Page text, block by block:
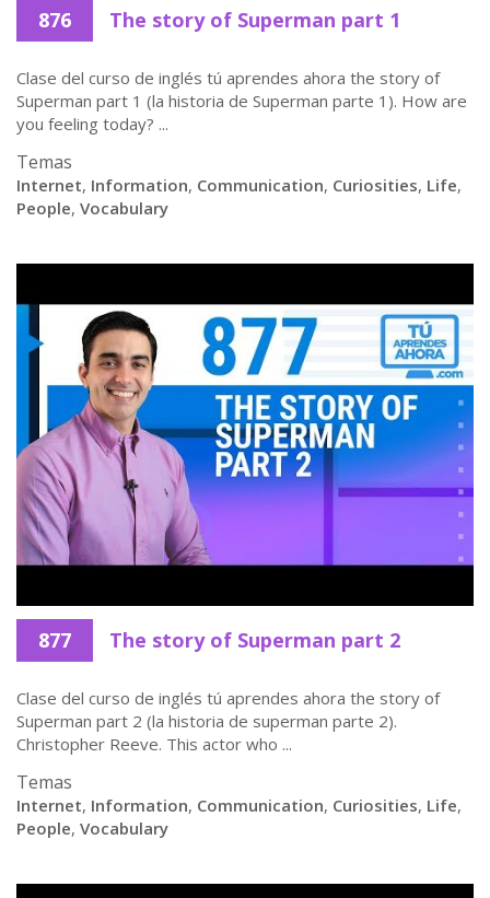
876 The story of Superman part 1
Clase del curso de inglés tú aprendes ahora the story of
Superman part 1 (la historia de Superman parte 1). How are
you feeling today? ...
Temas
Internet, Information, Communication, Curiosities, Life,
People, Vocabulary
877 The story of Superman part 2
Clase del curso de inglés tú aprendes ahora the story of
Superman part 2 (la historia de superman parte 2).
Christopher Reeve. This actor who ...
Temas
Internet, Information, Communication, Curiosities, Life,
People, Vocabulary